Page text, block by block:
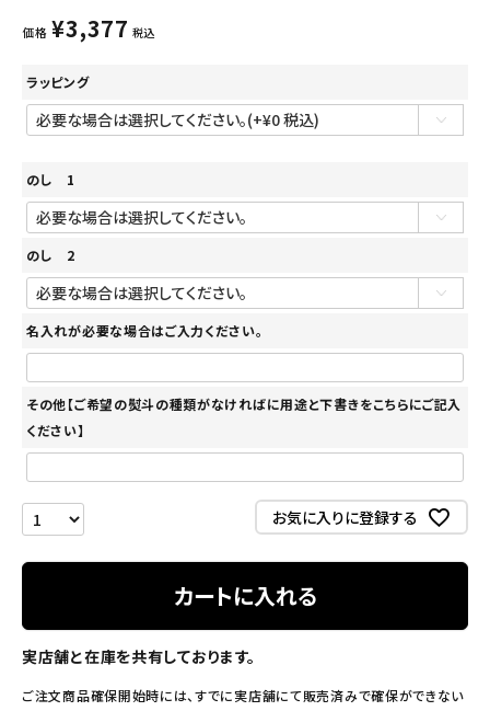
価格 ¥3,377 税込
ラッピング
のし 1
のし 2
名入れが必要な場合はご入力ください。
その他【ご希望の熨斗の種類がなければに用途と下書きをこちらにご記入
ください】
お気に入りに登録する
カートに入れる
実店舗と在庫を共有しております。
ご注文商品確保開始時には、すでに実店舗にて販売済みで確保ができない